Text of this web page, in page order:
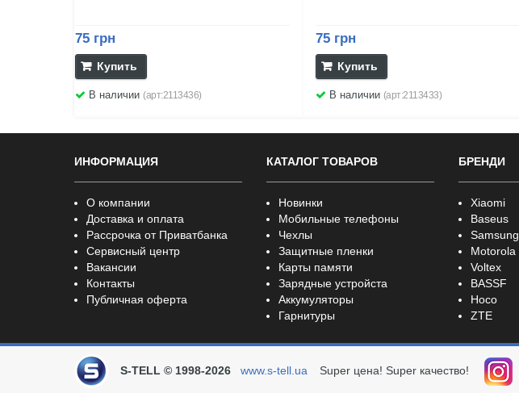
75 грн
Купить
В наличии (арт:2113436)
75 грн
Купить
В наличии (арт:2113433)
ИНФОРМАЦИЯ
О компании
Доставка и оплата
Рассрочка от Приватбанка
Сервисный центр
Вакансии
Контакты
Публичная оферта
КАТАЛОГ ТОВАРОВ
Новинки
Мобильные телефоны
Чехлы
Защитные пленки
Карты памяти
Зарядные устройста
Аккумуляторы
Гарнитуры
БРЕНДИ
Xiaomi
Baseus
Samsung
Motorola
Voltex
BASSF
Hoco
ZTE
S-TELL © 1998-2026 www.s-tell.ua Super цена! Super качество!